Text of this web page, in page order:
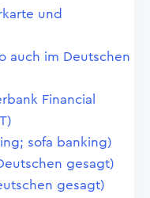
und
auch im Deutschen
Financial
sofa banking)
gesagt)
gesagt)